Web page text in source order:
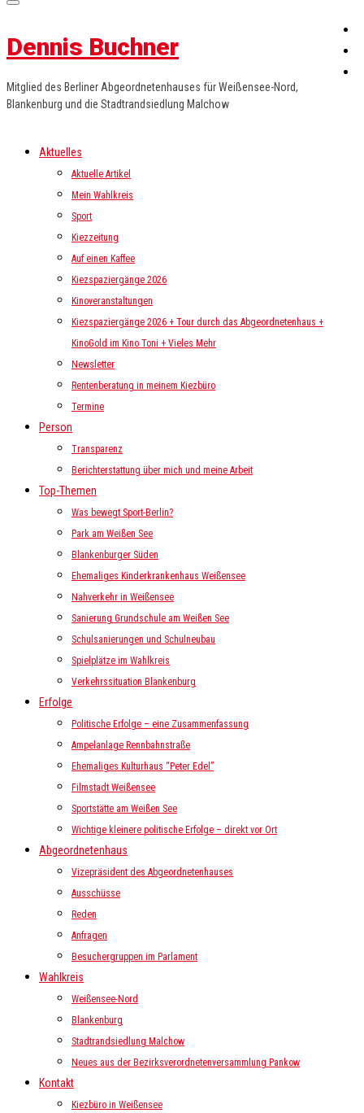
Dennis Buchner
Mitglied des Berliner Abgeordnetenhauses für Weißensee-Nord,
Blankenburg und die Stadtrandsiedlung Malchow
Aktuelles
Aktuelle Artikel
Mein Wahlkreis
Sport
Kiezzeitung
Auf einen Kaffee
Kiezspaziergänge 2026
Kinoveranstaltungen
Kiezspaziergänge 2026 + Tour durch das Abgeordnetenhaus +
KinoGold im Kino Toni + Vieles Mehr
Newsletter
Rentenberatung in meinem Kiezbüro
Termine
Person
Transparenz
Berichterstattung über mich und meine Arbeit
Top-Themen
Was bewegt Sport-Berlin?
Park am Weißen See
Blankenburger Süden
Ehemaliges Kinderkrankenhaus Weißensee
Nahverkehr in Weißensee
Sanierung Grundschule am Weißen See
Schulsanierungen und Schulneubau
Spielplätze im Wahlkreis
Verkehrssituation Blankenburg
Erfolge
Politische Erfolge – eine Zusammenfassung
Ampelanlage Rennbahnstraße
Ehemaliges Kulturhaus “Peter Edel”
Filmstadt Weißensee
Sportstätte am Weißen See
Wichtige kleinere politische Erfolge – direkt vor Ort
Abgeordnetenhaus
Vizepräsident des Abgeordnetenhauses
Ausschüsse
Reden
Anfragen
Besuchergruppen im Parlament
Wahlkreis
Weißensee-Nord
Blankenburg
Stadtrandsiedlung Malchow
Neues aus der Bezirksverordnetenversammlung Pankow
Kontakt
Kiezbüro in Weißensee